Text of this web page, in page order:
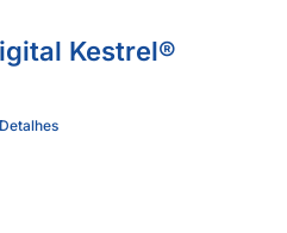
Kestrel®
Detalhes